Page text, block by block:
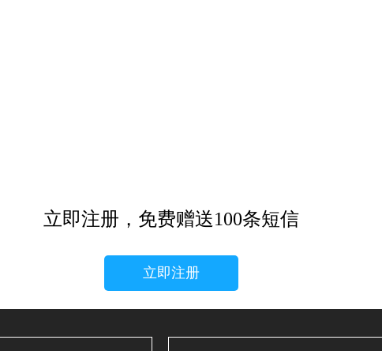
立即注册，免费赠送100条短信
立即注册